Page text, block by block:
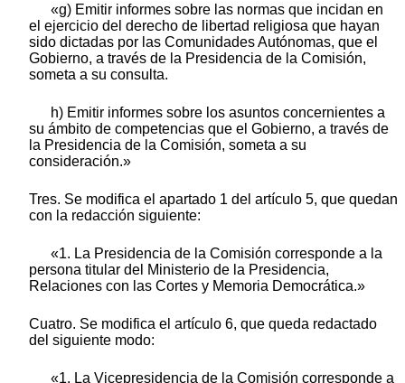
«g) Emitir informes sobre las normas que incidan en
el ejercicio del derecho de libertad religiosa que hayan
sido dictadas por las Comunidades Autónomas, que el
Gobierno, a través de la Presidencia de la Comisión,
someta a su consulta.
h) Emitir informes sobre los asuntos concernientes a
su ámbito de competencias que el Gobierno, a través de
la Presidencia de la Comisión, someta a su
consideración.»
Tres. Se modifica el apartado 1 del artículo 5, que quedan
con la redacción siguiente:
«1. La Presidencia de la Comisión corresponde a la
persona titular del Ministerio de la Presidencia,
Relaciones con las Cortes y Memoria Democrática.»
Cuatro. Se modifica el artículo 6, que queda redactado
del siguiente modo:
«1. La Vicepresidencia de la Comisión corresponde a